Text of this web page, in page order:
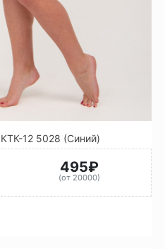
12 5028 (Синий)
495₽
(от 20000)